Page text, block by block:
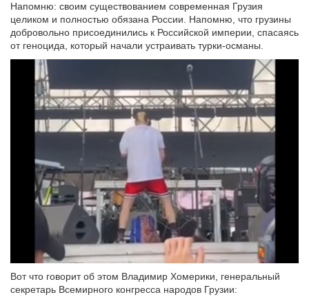
Напомню: своим существованием современная Грузия
целиком и полностью обязана России. Напомню, что грузины
добровольно присоединились к Российской империи, спасаясь
от геноцида, который начали устраивать турки-османы.
Вот что говорит об этом Владимир Хомерики, генеральный
секретарь Всемирного конгресса народов Грузии: